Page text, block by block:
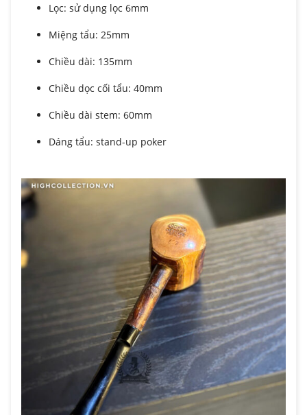
Lọc: sử dụng lọc 6mm
Miệng tẩu: 25mm
Chiều dài: 135mm
Chiều dọc cối tẩu: 40mm
Chiều dài stem: 60mm
Dáng tẩu: stand-up poker